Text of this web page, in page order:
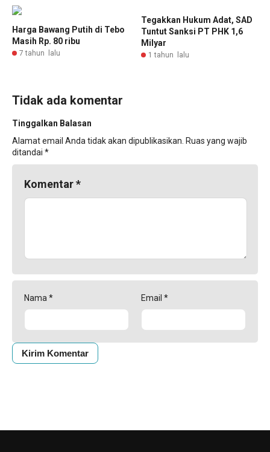
Harga Bawang Putih di Tebo
Masih Rp. 80 ribu
7 tahun lalu
Tegakkan Hukum Adat, SAD
Tuntut Sanksi PT PHK 1,6
Milyar
1 tahun lalu
Tidak ada komentar
Tinggalkan Balasan
Alamat email Anda tidak akan dipublikasikan. Ruas yang wajib
ditandai *
Komentar*
Nama * Email *